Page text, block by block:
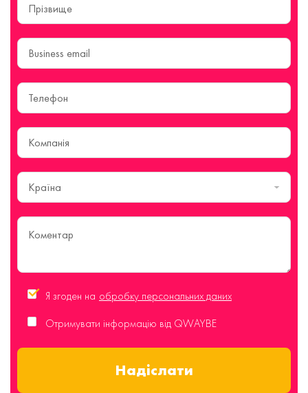
Країна
Я згоден на обробку персональних даних
Отримувати інформацію від QWAYBE
Надіслати